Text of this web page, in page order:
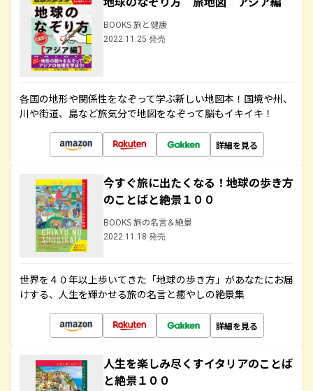
BOOKS 旅と健康
2022.11.25 発売
各国の地形や関係性をなぞって学ぶ新しい地図本！国境や州、
川や街道、島など旅気分で地図をなぞって脳もイキイキ！
詳細を見る
今すぐ旅に出たくなる！地球の歩き方
のことばと絶景１００
BOOKS 旅の名言＆絶景
2022.11.18 発売
世界を４０年以上歩いてきた「地球の歩き方」があなたにお届
けする、人生を輝かせる旅の名言と癒やしの絶景集
詳細を見る
人生を楽しみ尽くすイタリアのことば
と絶景１００